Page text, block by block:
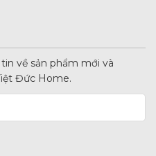
về sản phẩm mới và
Đức Home.